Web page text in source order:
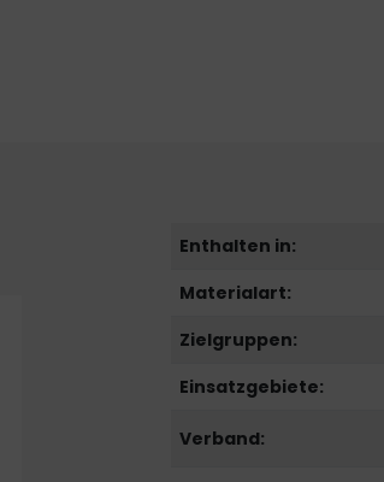
Enthalten in:
Materialart:
Zielgruppen:
Einsatzgebiete:
Verband: